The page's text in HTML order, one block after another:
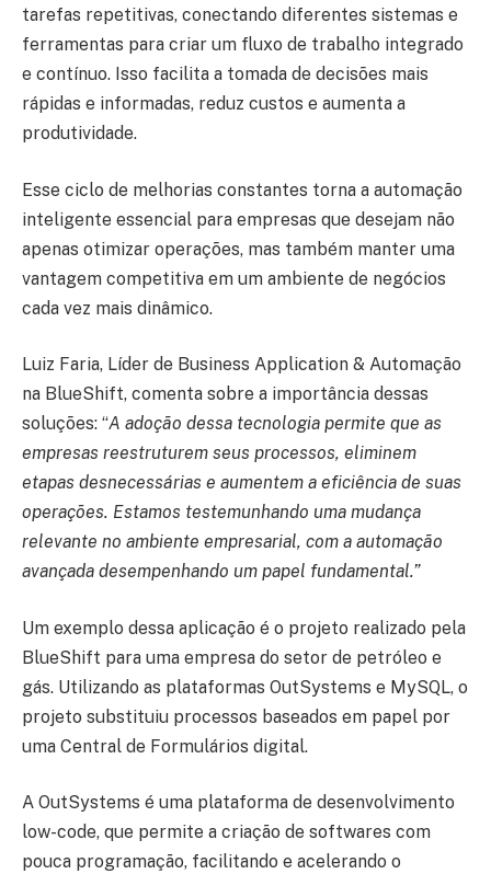
tarefas repetitivas, conectando diferentes sistemas e
ferramentas para criar um fluxo de trabalho integrado
e contínuo. Isso facilita a tomada de decisões mais
rápidas e informadas, reduz custos e aumenta a
produtividade.
Esse ciclo de melhorias constantes torna a automação
inteligente essencial para empresas que desejam não
apenas otimizar operações, mas também manter uma
vantagem competitiva em um ambiente de negócios
cada vez mais dinâmico.
Luiz Faria, Líder de Business Application & Automação
na BlueShift, comenta sobre a importância dessas
soluções: “A adoção dessa tecnologia permite que as
empresas reestruturem seus processos, eliminem
etapas desnecessárias e aumentem a eficiência de suas
operações. Estamos testemunhando uma mudança
relevante no ambiente empresarial, com a automação
avançada desempenhando um papel fundamental.”
Um exemplo dessa aplicação é o projeto realizado pela
BlueShift para uma empresa do setor de petróleo e
gás. Utilizando as plataformas OutSystems e MySQL, o
projeto substituiu processos baseados em papel por
uma Central de Formulários digital.
A OutSystems é uma plataforma de desenvolvimento
low-code, que permite a criação de softwares com
pouca programação, facilitando e acelerando o